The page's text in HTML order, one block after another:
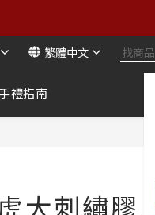
繁體中文
禮指南
大刺繡膠